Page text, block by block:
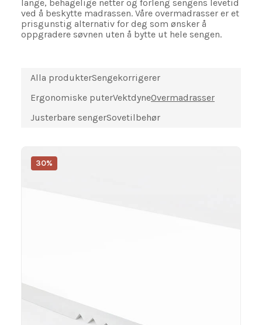
lange, behagelige netter og forleng sengens levetid
ved å beskytte madrassen. Våre overmadrasser er et
prisgunstig alternativ for deg som ønsker å
oppgradere søvnen uten å bytte ut hele sengen.
Alla produkterSengekorrigerer
Ergonomiske puterVektdyneOvermadrasser
Justerbare sengerSovetilbehør
30%